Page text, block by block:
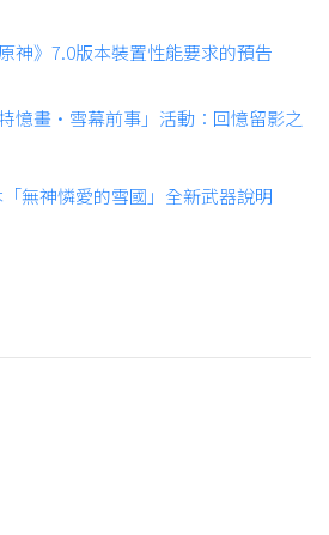
神》7.0版本裝置性能要求的預告
特憶畫·雪幕前事」活動：回憶留影之
無神憐愛的雪國」全新武器說明